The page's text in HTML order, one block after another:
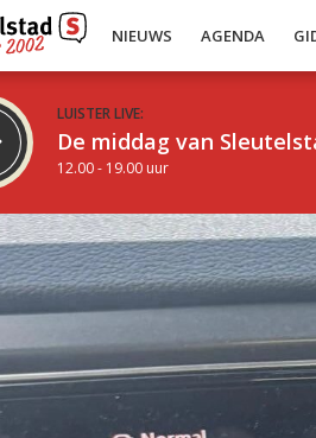
NIEUWS AGENDA
LUISTER LIVE:
De middag van
12.00 - 19.00 uur